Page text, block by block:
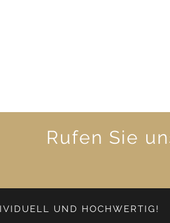
Rufen Sie
UND HOCHWERTIG!